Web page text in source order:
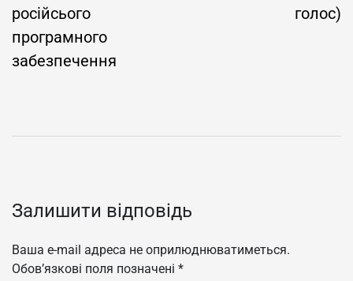
російсього
програмного
забезпечення
голос)
Залишити відповідь
Ваша e-mail адреса не оприлюднюватиметься.
Обов’язкові поля позначені *